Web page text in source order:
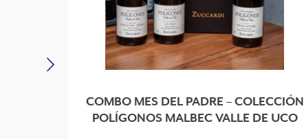
COMBO MES DEL PADRE – COLECCIÓN
POLÍGONOS MALBEC VALLE DE UCO